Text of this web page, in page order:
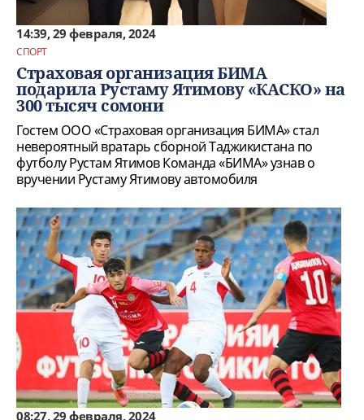
14:39, 29 февраля, 2024
СПОРТ
Страховая организация БИМА
подарила Рустаму Ятимову «КАСКО» на
300 тысяч сомони
Гостем ООО «Страховая организация БИМА» стал
невероятный вратарь сборной Таджикистана по
футболу Рустам Ятимов Команда «БИМА» узнав о
вручении Рустаму Ятимову автомобиля
08:27, 29 февраля, 2024